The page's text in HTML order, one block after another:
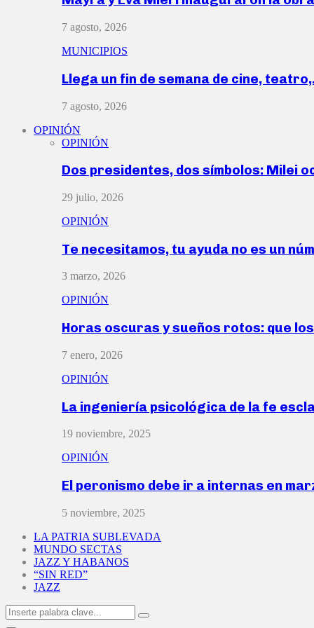
7 agosto, 2026
MUNICIPIOS
Llega un fin de semana de cine,
7 agosto, 2026
OPINIÓN
OPINIÓN
Dos presidentes, dos símbolos: Milei
29 julio, 2026
OPINIÓN
Te necesitamos, tu ayuda no es un
3 marzo, 2026
OPINIÓN
Horas oscuras y sueños rotos: que
7 enero, 2026
OPINIÓN
La ingeniería psicológica de la fe
19 noviembre, 2025
OPINIÓN
El peronismo debe ir a internas en
5 noviembre, 2025
LA PATRIA SUBLEVADA
MUNDO SECTAS
JAZZ Y HABANOS
“SIN RED”
JAZZ
Search
for:
Search